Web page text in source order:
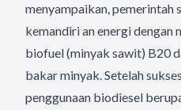
menyampaikan, pemerintah
kemandiri an energi dengan
biofuel (minyak sawit) B20
bakar minyak. Setelah
penggunaan biodiesel